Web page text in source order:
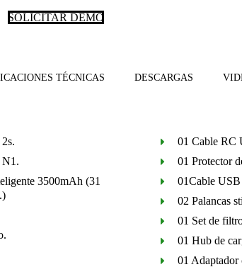
SOLICITAR DEMO
TÉCNICAS DESCARGAS
N1.
3500mAh (31
01 Cable RC
01 Protector
01Cable
02 Palancas
01 Set de
01 Hub de
01 Adaptador